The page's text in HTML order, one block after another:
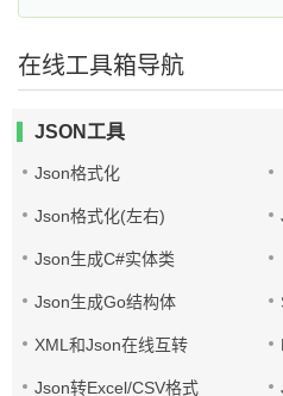
在线工具箱导航
JSON工具
Json格式化
Json格式化(左右)
Json生成C#实体类
Json生成Go结构体
XML和Json在线互转
Json转Excel/CSV格式